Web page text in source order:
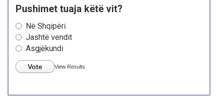
Pushimet tuaja këtë vit?
Në Shqipëri
Jashtë vendit
Asgjëkundi
Vote View Results